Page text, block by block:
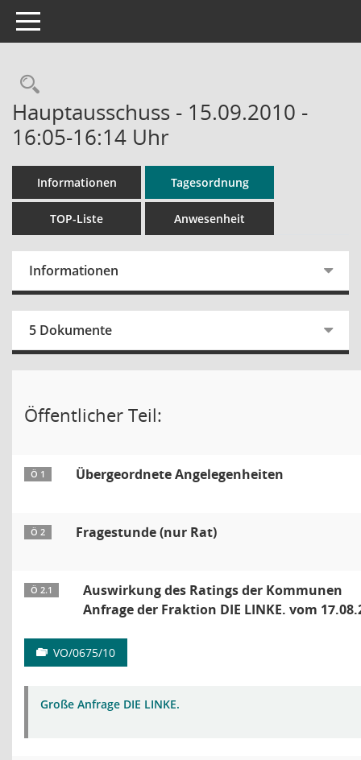
Toggle navigation
Rechercheauswahl
Hauptausschuss - 15.09.2010 -
16:05-16:14 Uhr
Informationen Tagesordnung
TOP-Liste Anwesenheit
Informationen
5 Dokumente
Öffentlicher Teil:
Ö 1 Übergeordnete Angelegenheiten
Ö 2 Fragestunde (nur Rat)
Ö 2.1
Auswirkung des Ratings der Kommunen
Anfrage der Fraktion DIE LINKE. vom
VO/0675/10
Große Anfrage DIE LINKE.